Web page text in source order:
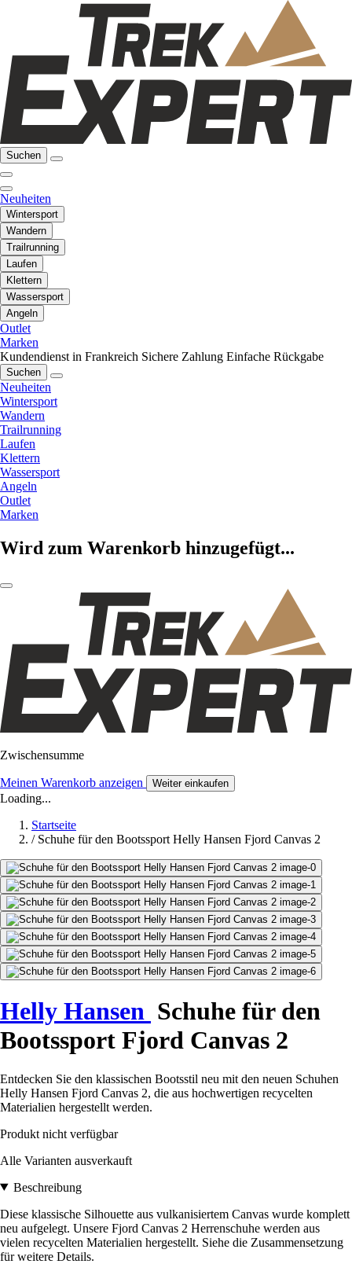
Suchen
Neuheiten
Wintersport
Wandern
Trailrunning
Laufen
Klettern
Wassersport
Angeln
Outlet
Marken
Kundendienst in Frankreich Sichere Zahlung Einfache Rückgabe
Suchen
Neuheiten
Wintersport
Wandern
Trailrunning
Laufen
Klettern
Wassersport
Angeln
Outlet
Marken
Wird zum Warenkorb hinzugefügt...
Zwischensumme
Meinen Warenkorb anzeigen Weiter einkaufen
Loading...
Startseite
/ Schuhe für den Bootssport Helly Hansen Fjord Canvas 2
Helly Hansen Schuhe für den
Bootssport Fjord Canvas 2
Entdecken Sie den klassischen Bootsstil neu mit den neuen Schuhen
Helly Hansen Fjord Canvas 2, die aus hochwertigen recycelten
Materialien hergestellt werden.
Produkt nicht verfügbar
Alle Varianten ausverkauft
Beschreibung
Diese klassische Silhouette aus vulkanisiertem Canvas wurde komplett
neu aufgelegt. Unsere Fjord Canvas 2 Herrenschuhe werden aus
vielen recycelten Materialien hergestellt. Siehe die Zusammensetzung
für weitere Details.